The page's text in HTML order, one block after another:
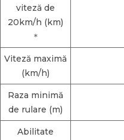
viteză de
20km/h (km)
＊
Viteză maximă
(km/h)
Raza minimă
de rulare (m)
Abilitate